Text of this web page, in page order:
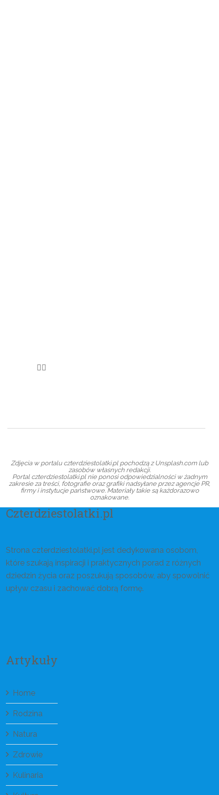
Zdjęcia w portalu czterdziestolatki.pl pochodzą z Unsplash.com lub
zasobów własnych redakcji.
Portal czterdziestolatki.pl nie ponosi odpowiedzialności w żadnym
zakresie za treści, fotografie oraz grafiki nadsyłane przez agencje PR,
firmy i instytucje państwowe. Materiały takie są każdorazowo
oznakowane.
Czterdziestolatki.pl
Strona czterdziestolatki.pl jest dedykowana osobom,
które szukają inspiracji i praktycznych porad z różnych
dziedzin życia oraz poszukują sposobów, aby spowolnić
upływ czasu i zachować dobrą formę.
Artykuły
Home
Rodzina
Natura
Zdrowie
Kulinaria